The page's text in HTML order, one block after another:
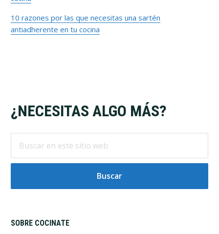
10 razones por las que necesitas una sartén
antiadherente en tu cocina
Footer
¿NECESITAS ALGO MÁS?
este
SOBRE COCINATE